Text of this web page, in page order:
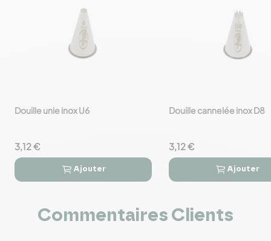
favorite_border
Douille unie inox U6
3,12 €
 
Ajouter
favorite_border
Douille cannelée inox D8
3,12 €
 
Ajouter
Commentaires Clients